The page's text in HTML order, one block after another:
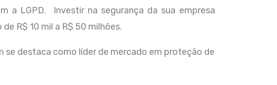
a LGPD. Investir na segurança da sua empresa
R$ 10 mil a R$ 50 milhões.
se destaca como líder de mercado em proteção de